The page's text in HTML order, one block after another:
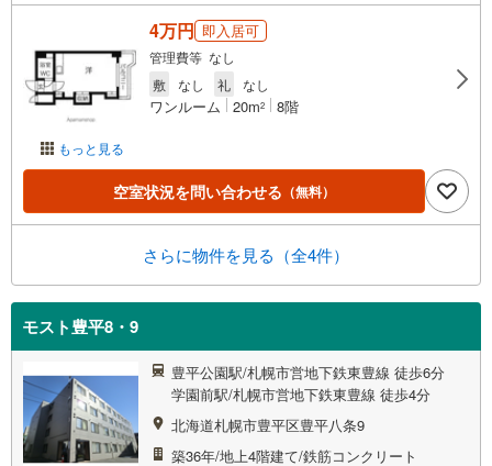
もっと見る
4万円 即入居可
管理費等 なし
敷
なし 礼 なし
ワンルーム 20m2 8階
空室状況を問い合わせる （無料）
さらに物件を見る（全4件）
モスト豊平8・9
豊平公園駅/札幌市営地下鉄東豊線 徒歩6分
学園前駅/札幌市営地下鉄東豊線 徒歩4分
北海道札幌市豊平区豊平八条9
築36年/地上4階建て/鉄筋コンクリート